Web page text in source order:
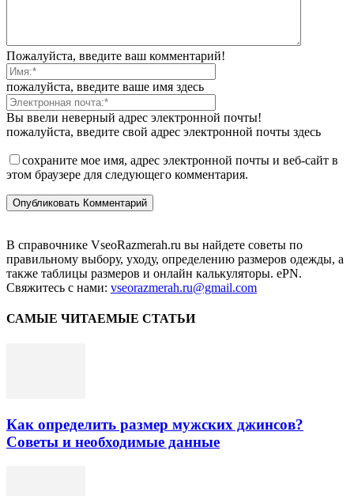
Пожалуйста, введите ваш комментарий!
пожалуйста, введите ваше имя здесь
Вы ввели неверный адрес электронной почты!
пожалуйста, введите свой адрес электронной почты здесь
сохраните мое имя, адрес электронной почты и веб-сайт в
этом браузере для следующего комментария.
В справочнике VseoRazmerah.ru вы найдете советы по
правильному выбору, уходу, определению размеров одежды, а
также таблицы размеров и онлайн калькуляторы. ePN.
Свяжитесь с нами: vseorazmerah.ru@gmail.com
САМЫЕ ЧИТАЕМЫЕ СТАТЬИ
Как определить размер мужских джинсов?
Советы и необходимые данные